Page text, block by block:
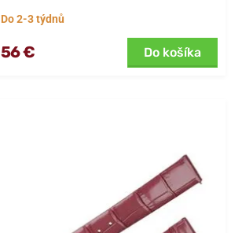
Do 2-3 týdnů
56 € Do košíka